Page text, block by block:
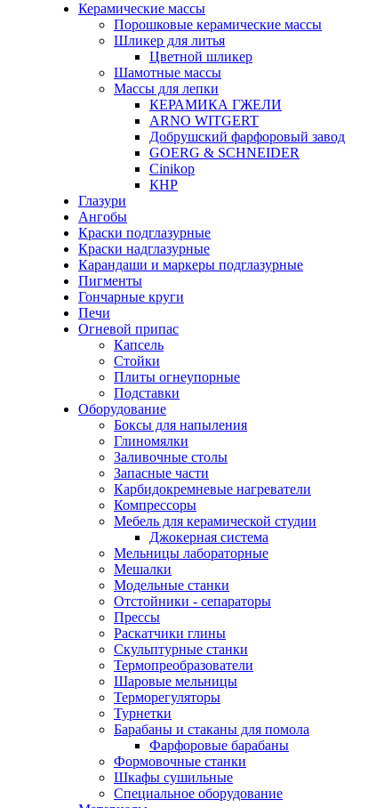
Керамические массы
Порошковые керамические массы
Шликер для литья
Цветной шликер
Шамотные массы
Массы для лепки
КЕРАМИКА ГЖЕЛИ
ARNO WITGERT
Добрушский фарфоровый завод
GOERG & SCHNEIDER
Cinikop
КНР
Глазури
Ангобы
Краски подглазурные
Краски надглазурные
Карандаши и маркеры подглазурные
Пигменты
Гончарные круги
Печи
Огневой припас
Капсель
Стойки
Плиты огнеупорные
Подставки
Оборудование
Боксы для напыления
Глиномялки
Заливочные столы
Запасные части
Карбидокремневые нагреватели
Компрессоры
Мебель для керамической студии
Джокерная система
Мельницы лабораторные
Мешалки
Модельные станки
Отстойники - сепараторы
Прессы
Раскатчики глины
Скульптурные станки
Термопреобразователи
Шаровые мельницы
Терморегуляторы
Турнетки
Барабаны и стаканы для помола
Фарфоровые барабаны
Формовочные станки
Шкафы сушильные
Специальное оборудование